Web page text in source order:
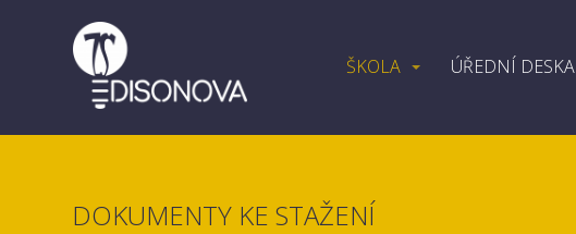
ŠKOLA ÚŘEDNÍ DESKA
DOKUMENTY KE STAŽENÍ